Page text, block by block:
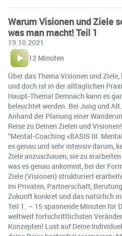
Warum Visionen und Ziele
was man macht! Teil 1
19.10.2021
12 Minuten
Über das Thema Visionen und
und doch ist in der alltäglichen
Haupt-Thema! Demnach kann es
beleuchtet werden. Bei Jung und
Anhand der Planung einer
Reise zu Deinen Zielen und
“Mental-Coaching «BASIS III.
es genau und sehr intensiv darum,
Ziele anzuschauen, sie zu
was es genau ankommt, bei der
Ziele (Visionen) strukturiert
im Privaten, Partnerschaft,
Zukunft konkret und das natürlich
Teil 1. – 15 spannende Minuten für
weltweit fortschrittlichsten
Konzepten! Lust auf Deine